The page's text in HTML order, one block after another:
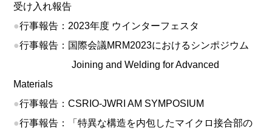
受け入れ報告
●行事報告：2023年度 ウインターフェスタ
●行事報告：国際会議MRM2023におけるシンポジウム
Joining and Welding for Advanced
Materials
●行事報告：CSRIO-JWRI AM SYMPOSIUM
●行事報告：「特異な構造を内包したマイクロ接合部の